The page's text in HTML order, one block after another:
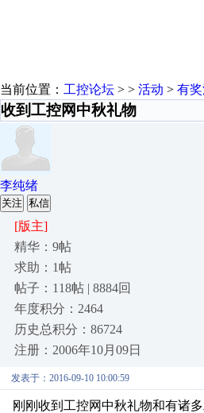
当前位置： 工控论坛 > > 活动 > 有
收到工控网中秋礼物
李纯绪
关注 私信
[版主]
精华：9帖
求助：1帖
帖子：118帖 | 8884回
年度积分：2464
历史总积分：86724
注册：2006年10月09日
发表于：2016-09-10 10:00:59
刚刚收到工控网中秋礼物和有诸